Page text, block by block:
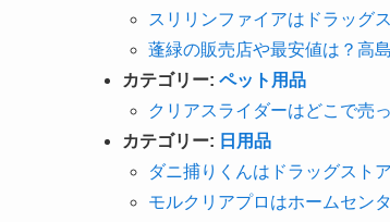
スリリンファイアはドラッグ
蓬緑の販売店や最安値は？高
カテゴリー: ペット用品
クリアスライダーはどこで売
カテゴリー: 日用品
ダニ捕りくんはドラッグスト
モルクリアプロはホームセン